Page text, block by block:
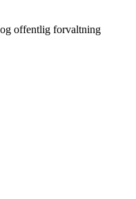
offentlig forvaltning